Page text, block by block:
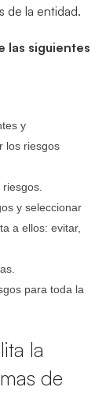
de la entidad.
las siguientes
y
los riesgos
y seleccionar
a ellos: evitar,
para toda la
la
de